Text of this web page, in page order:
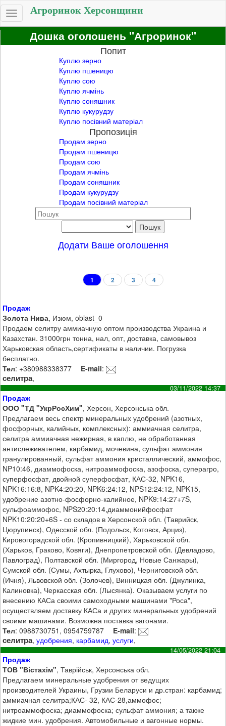
Toggle
navigation
Агроринок Херсонщини
Дошка оголошень "Агроринок"
Попит
Куплю зерно
Куплю пшеницю
Куплю сою
Куплю ячмінь
Куплю соняшник
Куплю кукурудзу
Куплю посівний матеріал
Пропозиція
Продам зерно
Продам пшеницю
Продам сою
Продам ячмінь
Продам соняшник
Продам кукурудзу
Продам посівний матеріал
Додати Ваше оголошення
1 2 3 4
Продаж
Золота Нива, Изюм, oblast_0
Продаем селитру аммиачную оптом производства Украина и
Казахстан. 31000грн тонна, нал, опт, доставка, самовывоз
Харьковская область,сертификаты в наличии. Погрузка
бесплатно.
Тел: +380988338377 E-mail:
селитра,
03/11/2022 14:37
Продаж
ООО "ТД "УкрРосХим", Херсон, Херсонська обл.
Предлагаем весь спектр минеральных удобрений (азотных,
фосфорных, калийных, комплексных): аммиачная селитра,
селитра аммиачная нежирная, в каплю, не обработанная
антислеживателем, карбамид, мочевина, сульфат аммония
гранулированный, сульфат аммония кристаллический, аммофос,
NP10:46, диаммофоска, нитроаммофоска, азофоска, суперагро,
суперфосфат, двойной суперфосфат, КАС-32, NPK16,
NPK16:16:8, NPK4:20:20, NPK6:24:12, NPS12:24:12, NPK15,
удобрение азотно-фосфорно-калийное, NPK9:14:27+7S,
сульфоаммофос, NPS20:20:14,диаммонийфосфат
NPK10:20:20+6S - со складов в Херсонской обл. (Таврийск,
Цюрупинск), Одесской обл. (Подольск, Котовск, Арциз),
Кировогорадской обл. (Кропивницкий), Харьковской обл.
(Харьков, Граково, Ковяги), Днепропетровской обл. (Девладово,
Павлоград), Полтавской обл. (Миргород, Новые Санжары),
Сумской обл. (Сумы, Ахтырка, Глухово), Черниговской обл.
(Ичня), Львовской обл. (Золочев), Винницкая обл. (Джулинка,
Калиновка), Черкасская обл. (Лысянка). Оказываем услуги по
внесению КАСа своими самоходными машинами "Роса",
осуществляем доставку КАСа и других минеральных удобрений
своими машинами. Возможна поставка вагонами.
Тел: 0988730751, 0954759787 E-mail:
селитра,удобрения, карбамид,услуги,
14/05/2022 21:04
Продаж
ТОВ "Вістахім", Таврійськ, Херсонська обл.
Предлагаем минеральные удобрения от ведущих
производителей Украины, Грузии Беларуси и др.стран: карбамид;
аммиачная селитра;КАС- 32, КАС-28,аммофос;
нитроаммофоска; диаммофоска; сульфат аммония; а также
жидкие мин. удобрения. Автомобильные и вагонные нормы.